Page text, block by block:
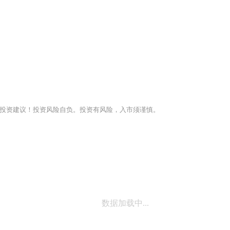
资建议！投资风险自负。投资有风险，入市须谨慎。
数据加载中...